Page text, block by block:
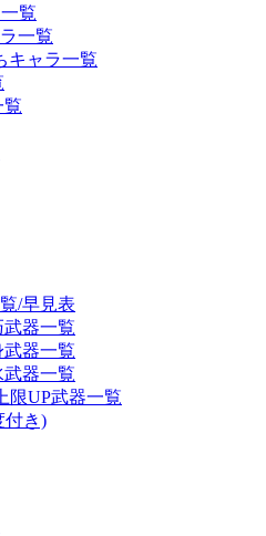
覧
一覧
キャラ一覧
覧
/早見表
器一覧
器一覧
器一覧
限UP武器一覧
付き)